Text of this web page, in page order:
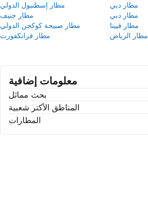
مطار إسطنبول الدولي
مطار دبي
مطار جنيف
مطار دبي
مطار صبيحة كوكجن الدولي
مطار فيينا
مطار فرانكفورت
مطار الرياض
معلومات إضافية
بحث مماثل
المناطق الأكتر شعبية
المطارات